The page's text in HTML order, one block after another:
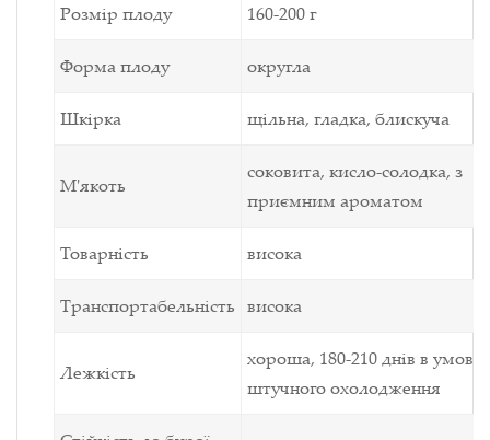
Розмір плоду 160-200 г
Форма плоду округла
Шкірка щільна, гладка, блискуча
М'якоть
соковита, кисло-солодка, з
приємним ароматом
Товарність висока
Транспортабельність висока
Лежкість
хороша, 180-210 днів в умовах
штучного охолодження